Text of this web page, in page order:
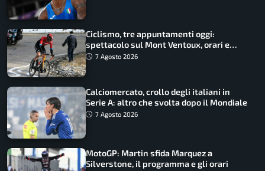
Ciclismo, tre appuntamenti oggi:
spettacolo sul Mont Ventoux, orari e
come vederli
7 Agosto 2026
Calciomercato, crollo degli italiani in
Serie A: altro che svolta dopo il Mondiale
7 Agosto 2026
MotoGP: Martin sfida Marquez a
Silverstone, il programma e gli orari